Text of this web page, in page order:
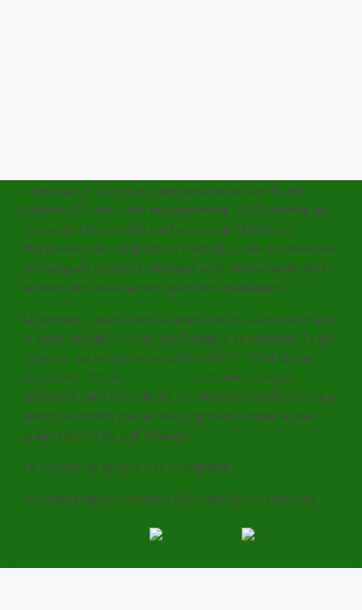
TEAM GOLF EDHEC est une association de l’EDHEC
Business School créée en septembre 2009. Animée par
l’envie de faire vivre le Golf au sein de l’EDHEC et
d’organiser une compétition référence, elle est devenue
en quelques années seulement un incontournable dans
le milieu des associations sportives étudiantes.
Le premier Tournoi des Grandes Ecoles a ainsi vu le jour
le week-end du 10 Avril 2010. Depuis sa création, il a pu
compter sur le soutien notable de l’EDHEC et de son
partenaire officiel :
, costumier français
spécialisé dans les tailleurs sur mesure. Soutien, qui lui a
permis en moins d’un an de s’imposer comme le plus
grand tournoi de golf étudiant.
Le dossier de presse est consultable
.
[youtube]https://youtu.be/Y38OqvyYGG4[/youtube]